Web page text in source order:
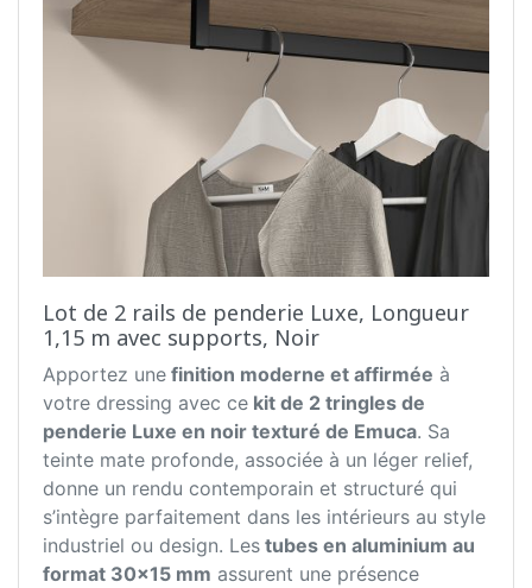
Lot de 2 rails de penderie Luxe, Longueur
1,15 m avec supports, Noir
Apportez une finition moderne et affirmée à
votre dressing avec ce kit de 2 tringles de
penderie Luxe en noir texturé de Emuca. Sa
teinte mate profonde, associée à un léger relief,
donne un rendu contemporain et structuré qui
s’intègre parfaitement dans les intérieurs au style
industriel ou design. Les tubes en aluminium au
format 30x15 mm assurent une présence